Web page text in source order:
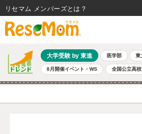
大学受験 by 東進 医学部 東
8月開催イベント・WS 全国公立高
リセマム メンバーズ